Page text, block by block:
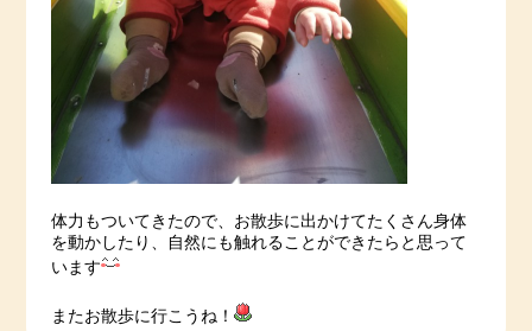
体力もついてきたので、お散歩に出かけてたくさん身体
を動かしたり、自然にも触れることができたらと思って
います
またお散歩に行こうね！